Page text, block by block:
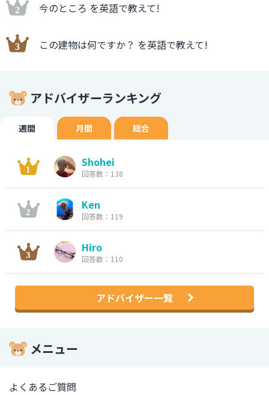
今のところ を英語で教えて!
この建物は何ですか？ を英語で教えて!
アドバイザーランキング
週間 月間 総合
Shohei
回答数：138
Ken
回答数：119
Hiro
回答数：110
アドバイザー一覧
メニュー
よくあるご質問